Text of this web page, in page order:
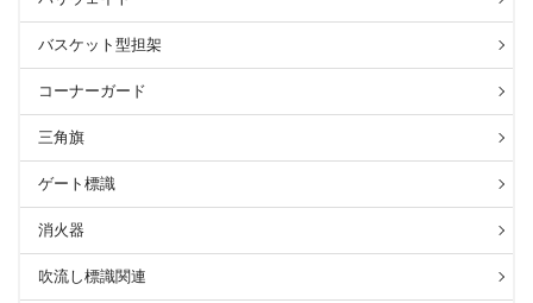
バスケット型担架
コーナーガード
三角旗
ゲート標識
消火器
吹流し標識関連